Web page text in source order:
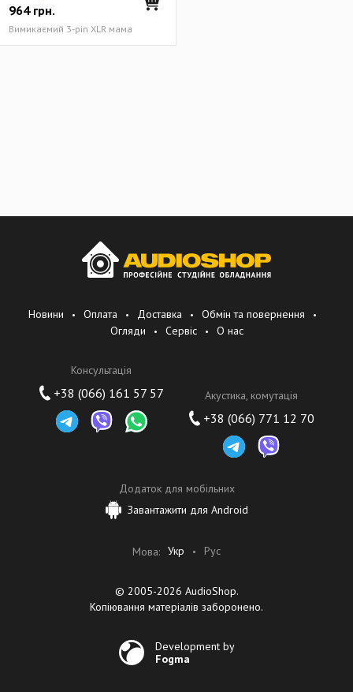
964грн.
Вимикаємий 3-pin XLR мама
Новини Оплата Доставка
Обмін та повернення
Огляди
Сервіс О нас
Консультація
+38 (066) 161 57 57 Акустика, комутація
+38 (066) 771 12 70
Додаток для мобільних
Завантажити для Android
Мова: Укр Рус
© 2005-2026 AudioShop.
Копіювання матеріалів заборонено.
Development by
Fogma